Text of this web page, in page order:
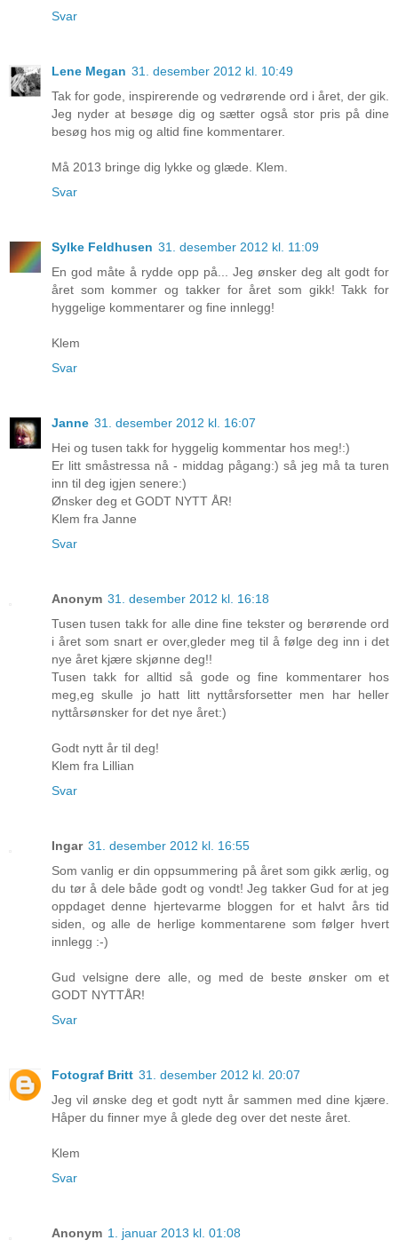
Svar
Lene Megan 31. desember 2012 kl. 10:49
Tak for gode, inspirerende og vedrørende ord i året, der gik.
Jeg nyder at besøge dig og sætter også stor pris på dine
besøg hos mig og altid fine kommentarer.
Må 2013 bringe dig lykke og glæde. Klem.
Svar
Sylke Feldhusen 31. desember 2012 kl. 11:09
En god måte å rydde opp på... Jeg ønsker deg alt godt for
året som kommer og takker for året som gikk! Takk for
hyggelige kommentarer og fine innlegg!
Klem
Svar
Janne 31. desember 2012 kl. 16:07
Hei og tusen takk for hyggelig kommentar hos meg!:)
Er litt småstressa nå - middag pågang:) så jeg må ta turen
inn til deg igjen senere:)
Ønsker deg et GODT NYTT ÅR!
Klem fra Janne
Svar
Anonym 31. desember 2012 kl. 16:18
Tusen tusen takk for alle dine fine tekster og berørende ord
i året som snart er over,gleder meg til å følge deg inn i det
nye året kjære skjønne deg!!
Tusen takk for alltid så gode og fine kommentarer hos
meg,eg skulle jo hatt litt nyttårsforsetter men har heller
nyttårsønsker for det nye året:)
Godt nytt år til deg!
Klem fra Lillian
Svar
Ingar 31. desember 2012 kl. 16:55
Som vanlig er din oppsummering på året som gikk ærlig, og
du tør å dele både godt og vondt! Jeg takker Gud for at jeg
oppdaget denne hjertevarme bloggen for et halvt års tid
siden, og alle de herlige kommentarene som følger hvert
innlegg :-)
Gud velsigne dere alle, og med de beste ønsker om et
GODT NYTTÅR!
Svar
Fotograf Britt 31. desember 2012 kl. 20:07
Jeg vil ønske deg et godt nytt år sammen med dine kjære.
Håper du finner mye å glede deg over det neste året.
Klem
Svar
Anonym 1. januar 2013 kl. 01:08